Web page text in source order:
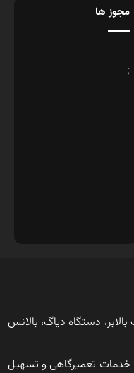
مجوز ها
;
دستگاه دیاگ، بالانس
تعمیرگاهی و تسهیل